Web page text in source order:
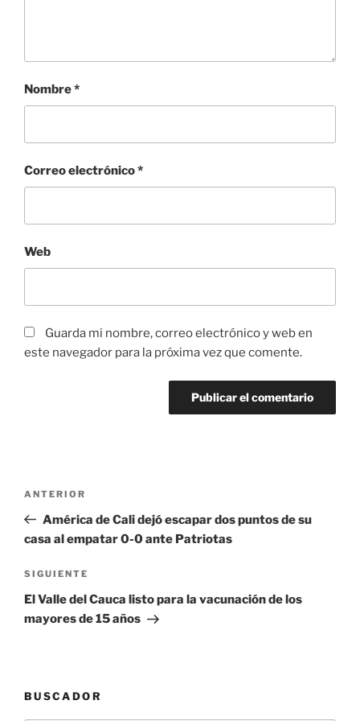
Nombre*
Correo electrónico*
Web
Guarda mi nombre, correo electrónico y web en
este navegador para la próxima vez que comente.
entradas
Entrada
anterior:
ANTERIOR
América de Cali dejó escapar dos puntos de su
casa al empatar 0-0 ante Patriotas
Siguiente
entrada
SIGUIENTE
El Valle del Cauca listo para la vacunación de los
mayores de 15 años
BUSCADOR